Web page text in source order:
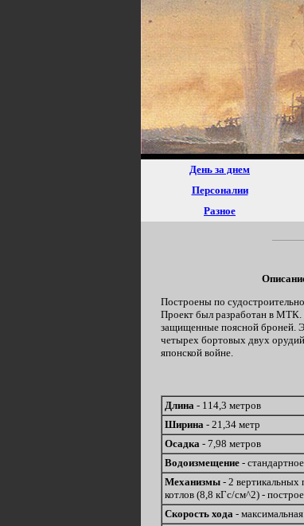
День за днем
Персоналии
Разное
Построены по
Проект был разработан в МТК.
защищенные поясной броней.
четырех бортовых двух
японской войне.
Длина - 114,3 метров
Ширина - 21,34 метр
Осадка - 7,98 метров
Водоизмещение -
Механизмы - 2
котлов (8,8 кГс/см^2) -
Скорость хода -